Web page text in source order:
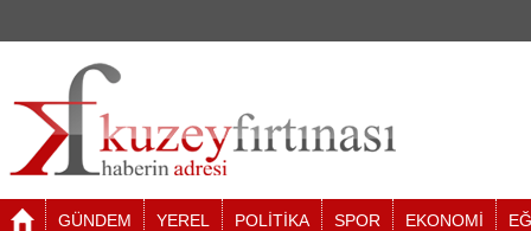
GÜNDEM YEREL POLİTİKA SPOR EKONOMİ